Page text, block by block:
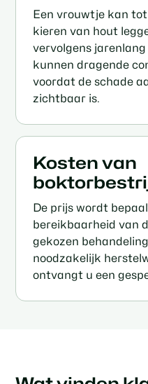
Een vrouwtje kan
kieren van hout
vervolgens
kunnen dragende
voordat de schade
zichtbaar is.
Kosten van
De prijs wordt
bereikbaarheid van
gekozen
noodzakelijk
ontvangt u een